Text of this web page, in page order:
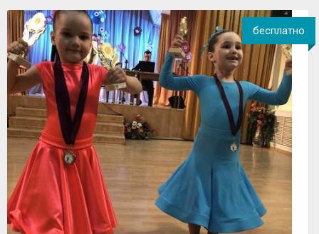
бесплатно